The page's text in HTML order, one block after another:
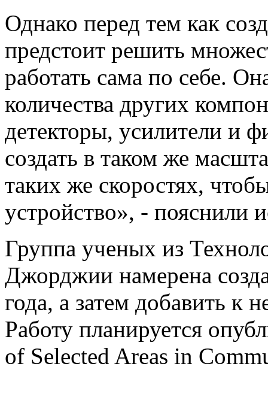
Однако перед тем как
предстоит решить
работать сама по себе.
количества других
детекторы, усилители и
создать в таком же
таких же скоростях,
устройство», - пояснили
Группа ученых из
Джорджии намерена
года, а затем добавить к
Работу планируется
of Selected Areas in